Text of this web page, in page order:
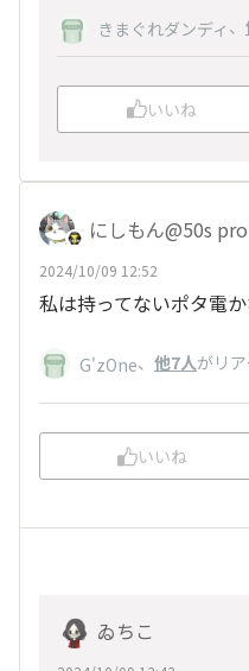
きまぐれダンディ 、
いいね
にしもん@50s pro
2024/10/09 12:52
私は持ってないポタ電
G'zOne、 他7人がリ
いいね
ゐちこ